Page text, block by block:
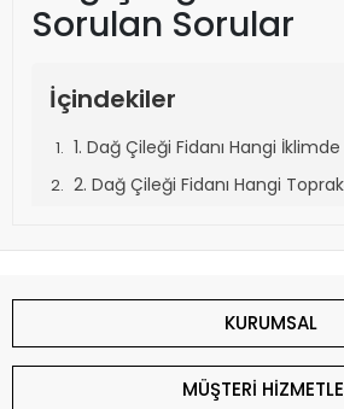
Sorulan Sorular
İçindekiler
1. Dağ Çileği Fidanı Hangi
2. Dağ Çileği Fidanı Hangi
5. Dağ Çileği Fidanı Hangi
6. Dağ Çileği Fidanı Kaç Yıl
7. Dağ Çileği Fidanı Nasıl
KURUMSAL
MÜŞTERİ